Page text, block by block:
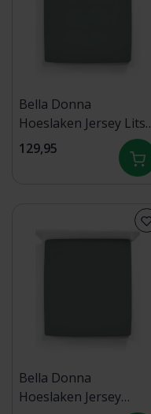
Bella Donna
Hoeslaken Jersey Lits-
jumeaux XL vintage
groen - 0634 200/220-
129,95
Bella Donna
Hoeslaken Jersey